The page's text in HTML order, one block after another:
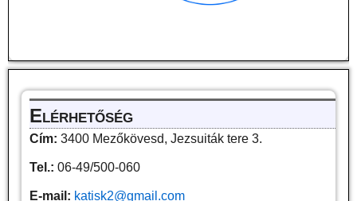
Elérhetőség
Cím: 3400 Mezőkövesd, Jezsuiták tere 3.
Tel.: 06-49/500-060
E-mail: katisk2@gmail.com